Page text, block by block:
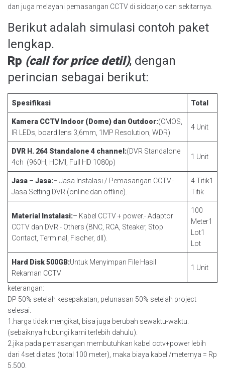
dan juga melayani pemasangan CCTV di sidoarjo dan sekitarnya.
Berikut adalah simulasi contoh paket
lengkap.
Rp (call for price detil), dengan
perincian sebagai berikut:
Spesifikasi Total
Kamera CCTV Indoor (Dome) dan Outdoor:(CMOS,
IR LEDs, board lens 3,6mm, 1MP Resolution, WDR)
4 Unit
DVR H. 264 Standalone 4 channel:(DVR Standalone
4ch (960H, HDMI, Full HD 1080p)
1 Unit
Jasa – Jasa:– Jasa Instalasi / Pemasangan CCTV.-
Jasa Setting DVR (online dan offline).
4 Titik1
Titik
Material Instalasi:– Kabel CCTV + power.- Adaptor
CCTV dan DVR.- Others (BNC, RCA, Steaker, Stop
Contact, Terminal, Fischer, dll).
100
Meter1
Lot1
Lot
Hard Disk 500GB:Untuk Menyimpan File Hasil
Rekaman CCTV
1 Unit
keterangan:
DP 50% setelah kesepakatan, pelunasan 50% setelah project
selesai.
1.harga tidak mengikat, bisa juga berubah sewaktu-waktu.
(sebaiknya hubungi kami terlebih dahulu).
2.jika pada pemasangan membutuhkan kabel cctv+power lebih
dari 4set diatas (total 100 meter), maka biaya kabel /meternya = Rp
5.500.